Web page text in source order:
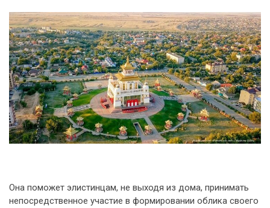
Она поможет элистинцам, не выходя из дома, принимать
непосредственное участие в формировании облика своего